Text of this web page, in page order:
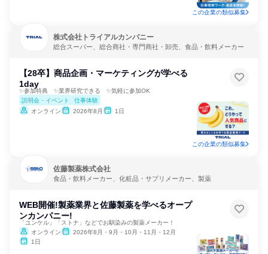
この企業の類似募集
株式会社トライアルカンパニー
総合スーパー、総合商社・専門商社・卸売、食品・飲料メーカー
【28卒】商品企画・マーケティングが学べる
1day
✨参加特典 ✨業界研究できる ✨気軽に参加OK
説明会・イベント
仕事体験
オンライン
2026年8月 1日
この企業の類似募集
佐藤製薬株式会社
食品・飲料メーカー、化粧品・サプリメーカー、製薬
WEB開催!製薬業界と佐藤製薬を学べるオープ
ンカンパニー!
「ユンケル」「ストナ」などでお馴染みの製薬メーカー！
オンライン
2026年8月・9月・10月・11月・12月
1日